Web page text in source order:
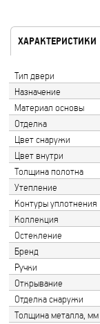
ХАРАКТЕРИСТИКИ
Тип двери
Назначение
Материал основы
Отделка
Цвет снаружи
Цвет внутри
Толщина полотна
Утепление
Контуры уплотнения
Коллекция
Остекление
Бренд
Ручки
Открывание
Отделка снаружи
Толщина металла, мм